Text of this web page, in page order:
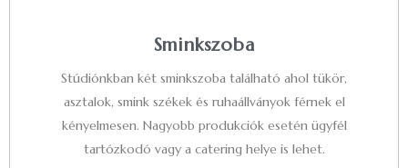
Sminkszoba
Stúdiónkban két sminkszoba található ahol tükör,
asztalok, smink székek és ruhaállványok férnek el
kényelmesen. Nagyobb produkciók esetén ügyfél
tartózkodó vagy a catering helye is lehet.